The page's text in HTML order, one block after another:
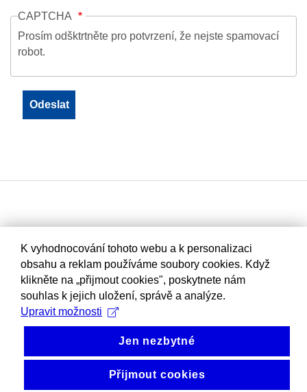
CAPTCHA
Prosím odšktrtněte pro potvrzení, že nejste spamovací
robot.
K vyhodnocování tohoto webu a k personalizaci
obsahu a reklam používáme soubory cookies. Když
klikněte na „přijmout cookies", poskytnete nám
souhlas k jejich uložení, správě a analýze.
Upravit možnosti
Jen nezbytné
Přijmout cookies